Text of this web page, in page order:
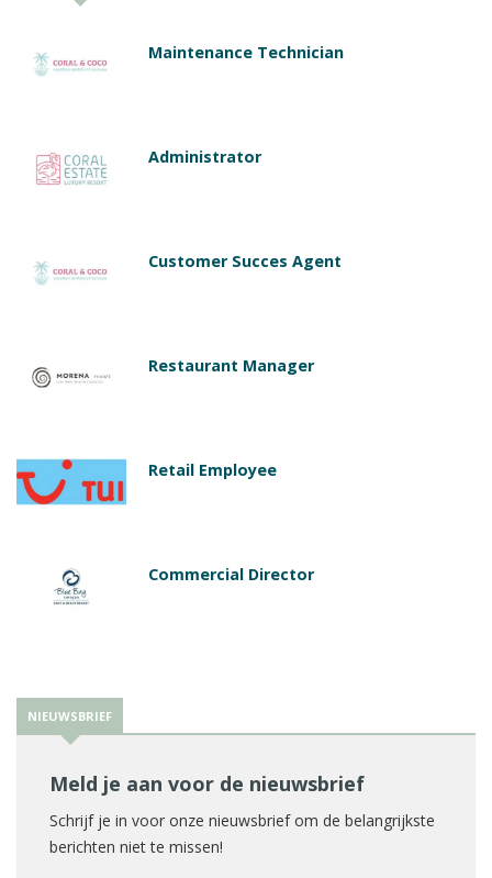
Maintenance Technician
Administrator
Customer Succes Agent
Restaurant Manager
Retail Employee
Commercial Director
NIEUWSBRIEF
Meld je aan voor de nieuwsbrief
Schrijf je in voor onze nieuwsbrief om de belangrijkste
berichten niet te missen!